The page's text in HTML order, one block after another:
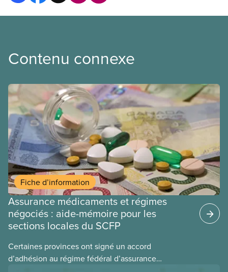
Contenu connexe
Fiche d’information
Assurance médicaments et régimes
négociés : aide-mémoire pour les
sections locales du SCFP
Certaines provinces ont signé un accord
d’adhésion au régime fédéral d’assurance